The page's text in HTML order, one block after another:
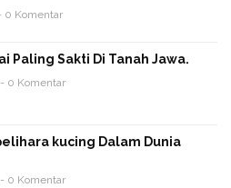
0 Komentar
Paling Sakti Di Tanah Jawa.
0 Komentar
kucing Dalam Dunia
0 Komentar